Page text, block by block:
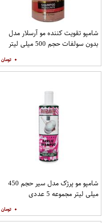
شامپو تقویت کننده مو آرسلار مدل
بدون سولفات حجم 500 میلی لیتر
۰
شامپو مو پرژک مدل سیر حجم 450
میلی لیتر مجموعه 5 عددی
۰